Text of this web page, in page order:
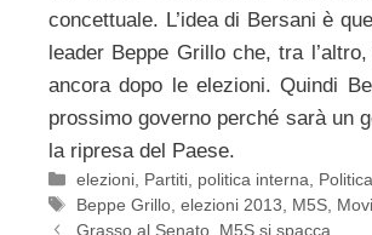
concettuale. L’idea di Bersani è
leader Beppe Grillo che, tra
ancora dopo le elezioni. Quindi
prossimo governo perché sarà un
la ripresa del Paese.
Categorie
elezioni Partiti politica interna
Tag
Beppe Grillo ,elezioni 2013 M5S
Grasso al Senato, M5S si spacca